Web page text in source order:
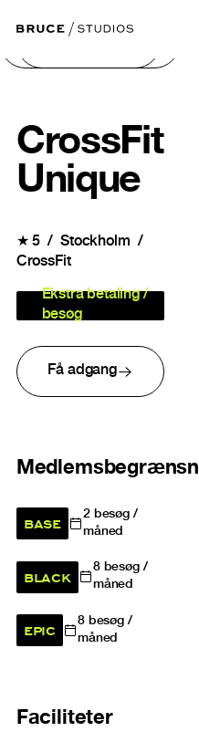
CrossFit
Unique
★5
Stockholm
CrossFit
Ekstra betaling /
besøg
Få adgang
BASE 2besøg /
måned
BLACK 8besøg /
måned
EPIC 8besøg /
måned
Faciliteter